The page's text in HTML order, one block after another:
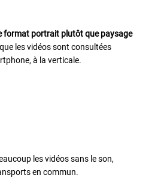
format portrait plutôt que paysage
les vidéos sont consultées
à la verticale.
les vidéos sans le son,
en commun.